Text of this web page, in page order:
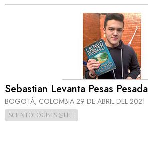
Sebastian Levanta Pesas
BOGOTÁ, COLOMBIA 29 DE ABRIL DEL 2021
SCIENTOLOGISTS @LIFE